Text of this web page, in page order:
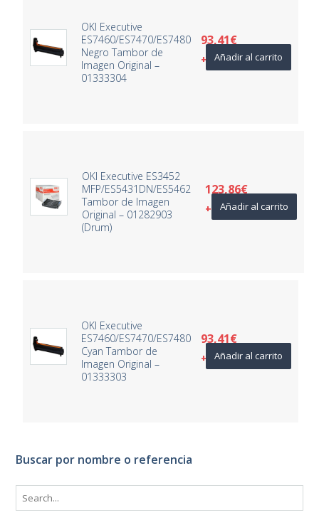
OKI Executive
ES7460/ES7470/ES7480
Negro Tambor de
Imagen Original –
01333304
93,41€
+ IVAAñadir al carrito
OKI Executive ES3452
MFP/ES5431DN/ES5462
Tambor de Imagen
Original – 01282903
(Drum)
123,86€
+ IVAAñadir al carrito
OKI Executive
ES7460/ES7470/ES7480
Cyan Tambor de
Imagen Original –
01333303
93,41€
+ IVAAñadir al carrito
Buscar por nombre o referencia